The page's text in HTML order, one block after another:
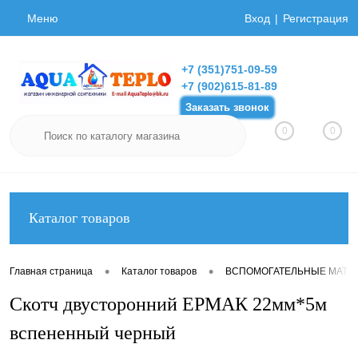
Меню Вход Регистрация
+7 (351)751-09-59
+7 (902)615-81-89
Заказать звонок
0 0
Каталог товаров
Главная страница • Каталог товаров • ВСПОМОГАТЕЛЬНЫЕ
Скотч двусторонний ЕРМАК 22мм*5м
вспененный черный